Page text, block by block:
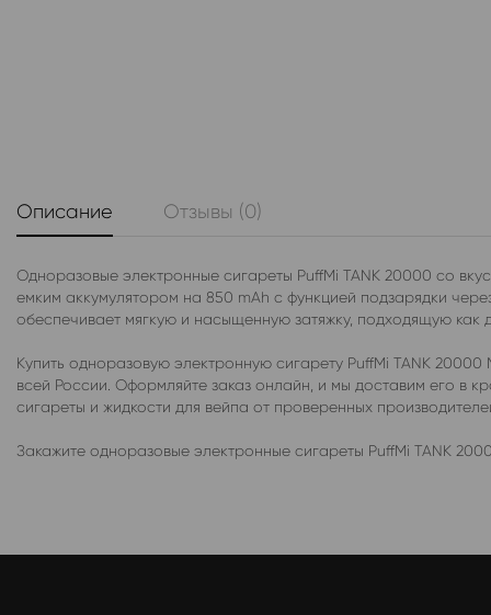
Описание Отзывы (0)
Одноразовые электронные сигареты PuffMi TANK 20000 со
емким аккумулятором на 850 mAh с функцией подзарядки
обеспечивает мягкую и насыщенную затяжку, подходящую как
Купить одноразовую электронную сигарету PuffMi TANK
всей России. Оформляйте заказ онлайн, и мы доставим его в
сигареты и жидкости для вейпа от проверенных
Закажите одноразовые электронные сигареты PuffMi TANK